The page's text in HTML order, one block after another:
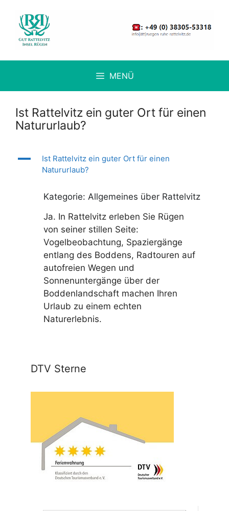
Inhalt
springen
MENÜ
Ist Rattelvitz ein guter Ort für einen
Natururlaub?
A
Ist Rattelvitz ein guter Ort für einen
Natururlaub?
Kategorie: Allgemeines über Rattelvitz
Ja. In Rattelvitz erleben Sie Rügen
von seiner stillen Seite:
Vogelbeobachtung, Spaziergänge
entlang des Boddens, Radtouren auf
autofreien Wegen und
Sonnenuntergänge über der
Boddenlandschaft machen Ihren
Urlaub zu einem echten
Naturerlebnis.
DTV Sterne